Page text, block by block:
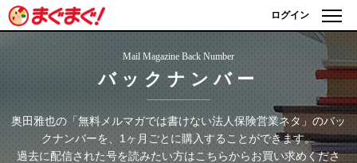
ログイン
Mail Magazine Back Number
バックナンバー
奥田雅也の「無料メルマガでは書けない法人保険営業ネタ」 のバッ
クナンバーを、1ヶ月ごとに購入することができます。
過去に配信された号を読みたい方はこちらからお買い求めくださ